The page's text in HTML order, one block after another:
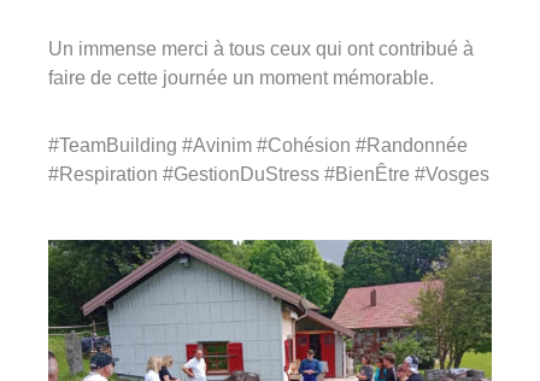
Un immense merci à tous ceux qui ont contribué à
faire de cette journée un moment mémorable.
#TeamBuilding #Avinim #Cohésion #Randonnée
#Respiration #GestionDuStress #BienÊtre #Vosges